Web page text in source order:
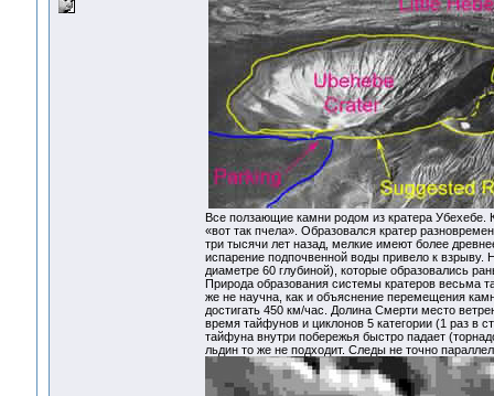
Все ползающие камни родом из кратера
«вот так пчела». Образовался кратер
три тысячи лет назад, мелкие имеют более
испарение подпочвенной воды привело к
диаметре 60 глубиной), которые образовались
Природа образования системы кратеров весьма
же не научна, как и объяснение перемещения
достигать 450 км/час. Долина Смерти место
время тайфунов и циклонов 5 категории (1 раз в
тайфуна внутри побережья быстро падает
льдин то же не подходит. Следы не точно